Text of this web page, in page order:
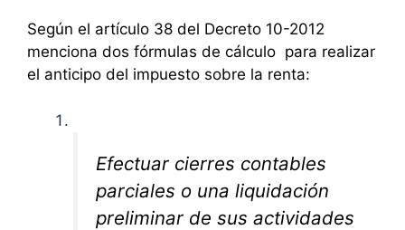
Según el artículo 38 del Decreto 10-2012
menciona dos fórmulas de cálculo para realizar
el anticipo del impuesto sobre la renta:
Efectuar cierres contables
parciales o una liquidación
preliminar de sus actividades